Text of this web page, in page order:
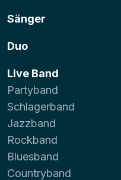
Sänger
Duo
Live Band
Partyband
Schlagerband
Jazzband
Rockband
Bluesband
Countryband